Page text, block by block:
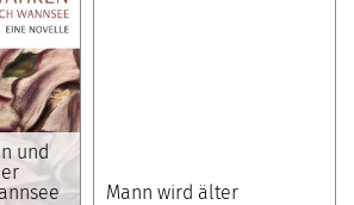
und
Mann wird älter